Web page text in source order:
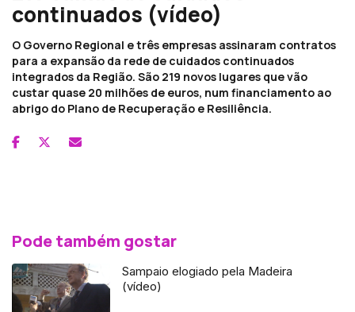
continuados (vídeo)
O Governo Regional e três empresas assinaram contratos
para a expansão da rede de cuidados continuados
integrados da Região. São 219 novos lugares que vão
custar quase 20 milhões de euros, num financiamento ao
abrigo do Plano de Recuperação e Resiliência.
Pode também gostar
Sampaio elogiado pela Madeira
(vídeo)